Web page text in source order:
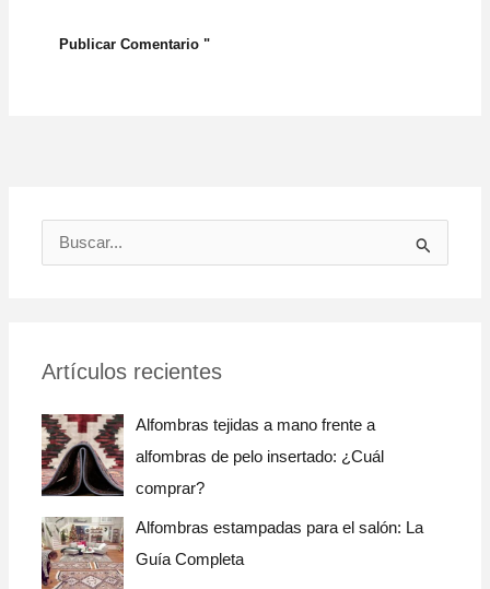
a
Artículos recientes
Alfombras tejidas a mano frente a
alfombras de pelo insertado: ¿Cuál
comprar?
Alfombras estampadas para el salón: La
Guía Completa